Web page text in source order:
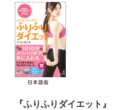
『ふりふりダイエット』